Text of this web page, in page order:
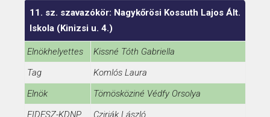
11. sz. szavazókör: Nagykőrösi Kossuth Lajos Ált.
Iskola (Kinizsi u. 4.)
Elnökhelyettes
Kissné Tóth Gabriella
Tag
Komlós Laura
Elnök
Tömösköziné Védfy Orsolya
FIDESZ-KDNP
Cziriák László